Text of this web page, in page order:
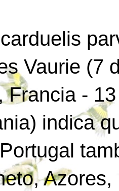
Vaurie (7
Francia -
indica